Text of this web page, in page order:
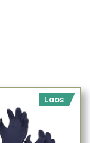
Laos